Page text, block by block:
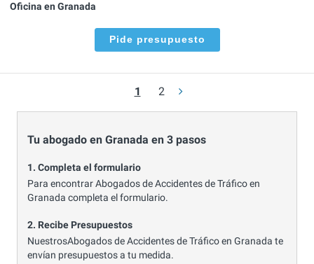
Oficina en Granada
Pide presupuesto
1 2
Tu abogado en Granada en 3 pasos
1. Completa el formulario
Para encontrar Abogados de Accidentes de Tráfico en
Granada completa el formulario.
2. Recibe Presupuestos
NuestrosAbogados de Accidentes de Tráfico en Granada te
envían presupuestos a tu medida.